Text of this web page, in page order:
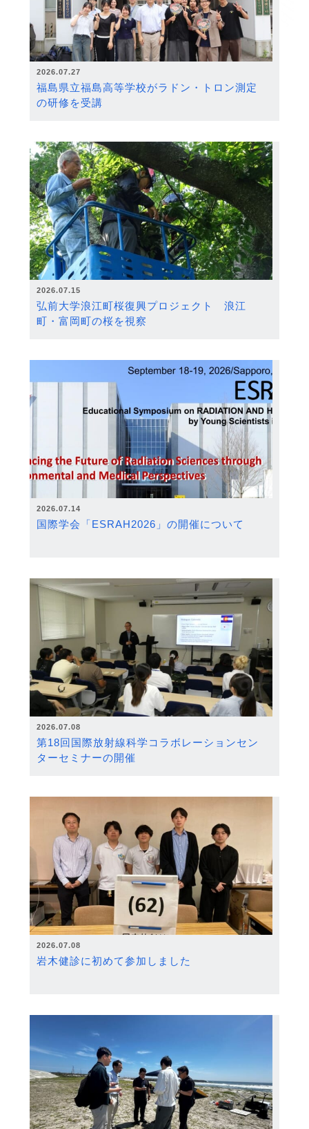
2026.07.27
福島県立福島高等学校がラドン・トロン測定
の研修を受講
2026.07.15
弘前大学浪江町桜復興プロジェクト 浪江
町・富岡町の桜を視察
2026.07.14
国際学会「ESRAH2026」の開催について
2026.07.08
第18回国際放射線科学コラボレーションセン
ターセミナーの開催
2026.07.08
岩木健診に初めて参加しました